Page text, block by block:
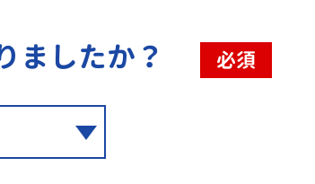
ましたか？ 必須